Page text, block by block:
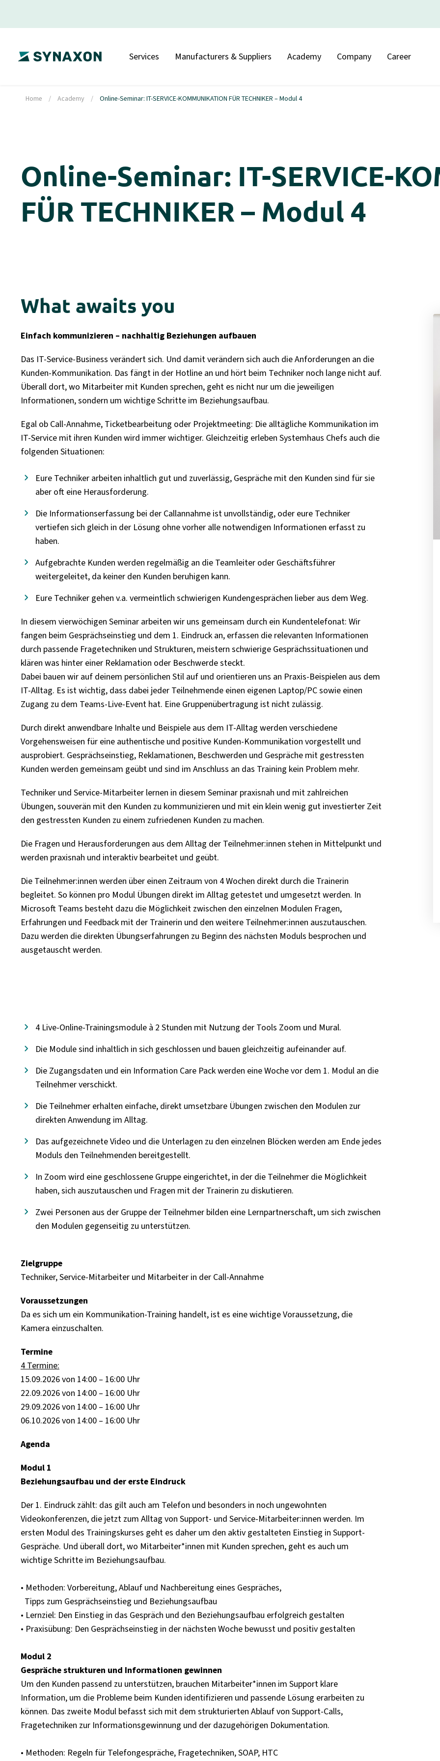
Services Manufacturers & Suppliers Academy Company Career
Home / Academy / Online-Seminar: IT-SERVICE-KOMMUNIKATION FÜR TECHNIKER – Modul 4
Online-Seminar: IT-SERVICE-
FÜR TECHNIKER – Modul 4
What awaits you
Einfach kommunizieren – nachhaltig Beziehungen aufbauen
Das IT-Service-Business verändert sich. Und damit verändern sich auch dieAnforderungen an die
Kunden-Kommunikation. Das fängt in der Hotline an und hört beim Techniker noch lange nicht auf.
Überall dort, wo Mitarbeiter mit Kunden sprechen, geht es nicht nur um die jeweiligen
Informationen,sondern um wichtige Schritte im Beziehungsaufbau.
Egal ob Call-Annahme, Ticketbearbeitung oder Projektmeeting: Die alltägliche Kommunikation im
IT-Service mit ihren Kunden wird immer wichtiger. Gleichzeitig erleben Systemhaus Chefs auch die
folgenden Situationen:
Eure Techniker arbeiten inhaltlich gut und zuverlässig, Gespräche mit den Kunden sind für sie
aber oft eine Herausforderung.
Die Informationserfassung bei der Callannahme ist unvollständig, oder eure Techniker
vertiefen sich gleich in der Lösung ohne vorher alle notwendigen Informationen erfasst zu
haben.
Aufgebrachte Kunden werden regelmäßig an die Teamleiter oder Geschäftsführer
weitergeleitet, da keiner den Kunden beruhigen kann.
Eure Techniker gehen v.a. vermeintlich schwierigen Kundengesprächen lieber aus dem Weg.
In diesem vierwöchigen Seminar arbeiten wir uns gemeinsam durch ein Kundentelefonat: Wir
fangen beim Gesprächseinstieg und dem 1. Eindruck an, erfassen die relevanten Informationen
durch passende Fragetechniken und Strukturen, meistern schwierige Gesprächssituationen und
klären was hinter einer Reklamation oder Beschwerde steckt.
Dabei bauen wir auf deinem persönlichen Stil auf und orientieren uns an Praxis-Beispielen aus dem
IT-Alltag. Es ist wichtig, dass dabei jeder Teilnehmende einen eigenen Laptop/PC sowie einen
Zugang zu dem Teams-Live-Event hat. Eine Gruppenübertragung ist nicht zulässig.
Durch direkt anwendbare Inhalte und Beispiele aus dem IT-Alltag werden verschiedene
Vorgehensweisen für eine authentische und positive Kunden-Kommunikation vorgestellt und
ausprobiert. Gesprächseinstieg, Reklamationen, Beschwerden und Gespräche mit gestressten
Kunden werden gemeinsam geübt und sind im Anschluss an das Training kein Problem mehr.
Techniker und Service-Mitarbeiter lernen in diesem Seminar praxisnah und mit zahlreichen
Übungen, souverän mit den Kunden zu kommunizieren und mit ein klein wenig gut investierter Zeit
den gestressten Kunden zu einem zufriedenen Kunden zu machen.
Die Fragen und Herausforderungen aus dem Alltag der Teilnehmer:innen stehen in Mittelpunkt und
werden praxisnah und interaktiv bearbeitet und geübt.
Die Teilnehmer:innen werden über einen Zeitraum von 4 Wochen direkt durch die Trainerin
begleitet. So können pro Modul Übungen direkt im Alltag getestet und umgesetzt werden. In
Microsoft Teams besteht dazu die Möglichkeit zwischen den einzelnen Modulen Fragen,
Erfahrungen und Feedback mit der Trainerin und den weitere Teilnehmer:innen auszutauschen.
Dazu werden die direkten Übungserfahrungen zu Beginn des nächsten Moduls besprochen und
ausgetauscht werden.
4 Live-Online-Trainingsmodule à 2 Stunden mit Nutzung der Tools Zoom und Mural.
Die Module sind inhaltlich in sich geschlossen und bauen gleichzeitig aufeinander auf.
Die Zugangsdaten und ein Information Care Pack werden eine Woche vor dem 1. Modul an die
Teilnehmer verschickt.
Die Teilnehmer erhalten einfache, direkt umsetzbare Übungen zwischen den Modulen zur
direkten Anwendung im Alltag.
Das aufgezeichnete Video und die Unterlagen zu den einzelnen Blöcken werden am Ende jedes
Moduls den Teilnehmenden bereitgestellt.
In Zoom wird eine geschlossene Gruppe eingerichtet, in der die Teilnehmer die Möglichkeit
haben, sich auszutauschen und Fragen mit der Trainerin zu diskutieren.
Zwei Personen aus der Gruppe der Teilnehmer bilden eine Lernpartnerschaft, um sich zwischen
den Modulen gegenseitig zu unterstützen.
Zielgruppe
Techniker, Service-Mitarbeiter und Mitarbeiter in der Call-Annahme
Voraussetzungen
Da es sich um ein Kommunikation-Training handelt, ist es eine wichtige Voraussetzung, die
Kamera einzuschalten.
Termine
4 Termine:
15.09.2026 von 14:00 – 16:00 Uhr
22.09.2026 von 14:00 – 16:00 Uhr
29.09.2026 von 14:00 – 16:00 Uhr
06.10.2026 von 14:00 – 16:00 Uhr
Agenda
Modul 1
Beziehungsaufbau und der erste Eindruck
Der 1. Eindruck zählt: das gilt auch am Telefon und besonders in noch ungewohnten
Videokonferenzen, die jetzt zum Alltag von Support- und Service-Mitarbeiter:innen werden. Im
ersten Modul des Trainingskurses geht es daher um den aktiv gestalteten Einstieg in Support-
Gespräche. Und überall dort, wo Mitarbeiter*innen mit Kunden sprechen, geht es auch um
wichtige Schritte im Beziehungsaufbau.
• Methoden: Vorbereitung, Ablauf und Nachbereitung eines Gespräches,
Tipps zum Gesprächseinstieg und Beziehungsaufbau
• Lernziel: Den Einstieg in das Gespräch und den Beziehungsaufbau erfolgreich gestalten
• Praxisübung: Den Gesprächseinstieg in der nächsten Woche bewusst und positiv gestalten
Modul 2
Gespräche strukturen und Informationen gewinnen
Um den Kunden passend zu unterstützen, brauchen Mitarbeiter*innen im Support klare
Information, um die Probleme beim Kunden identifizieren und passende Lösung erarbeiten zu
können. Das zweite Modul befasst sich mit dem strukturierten Ablauf von Support-Calls,
Fragetechniken zur Informationsgewinnung und der dazugehörigen Dokumentation.
• Methoden: Regeln für Telefongespräche, Fragetechniken, SOAP, HTC